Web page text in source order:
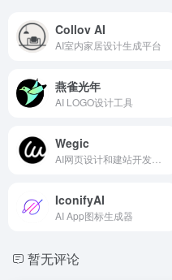
Collov AI
AI室内家居设计生成平台
燕雀光年
AI LOGO设计工具
Wegic
IconifyAI
AI App图标生成器
暂无评论